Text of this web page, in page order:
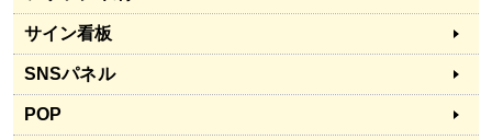
サイン看板
SNSパネル
POP